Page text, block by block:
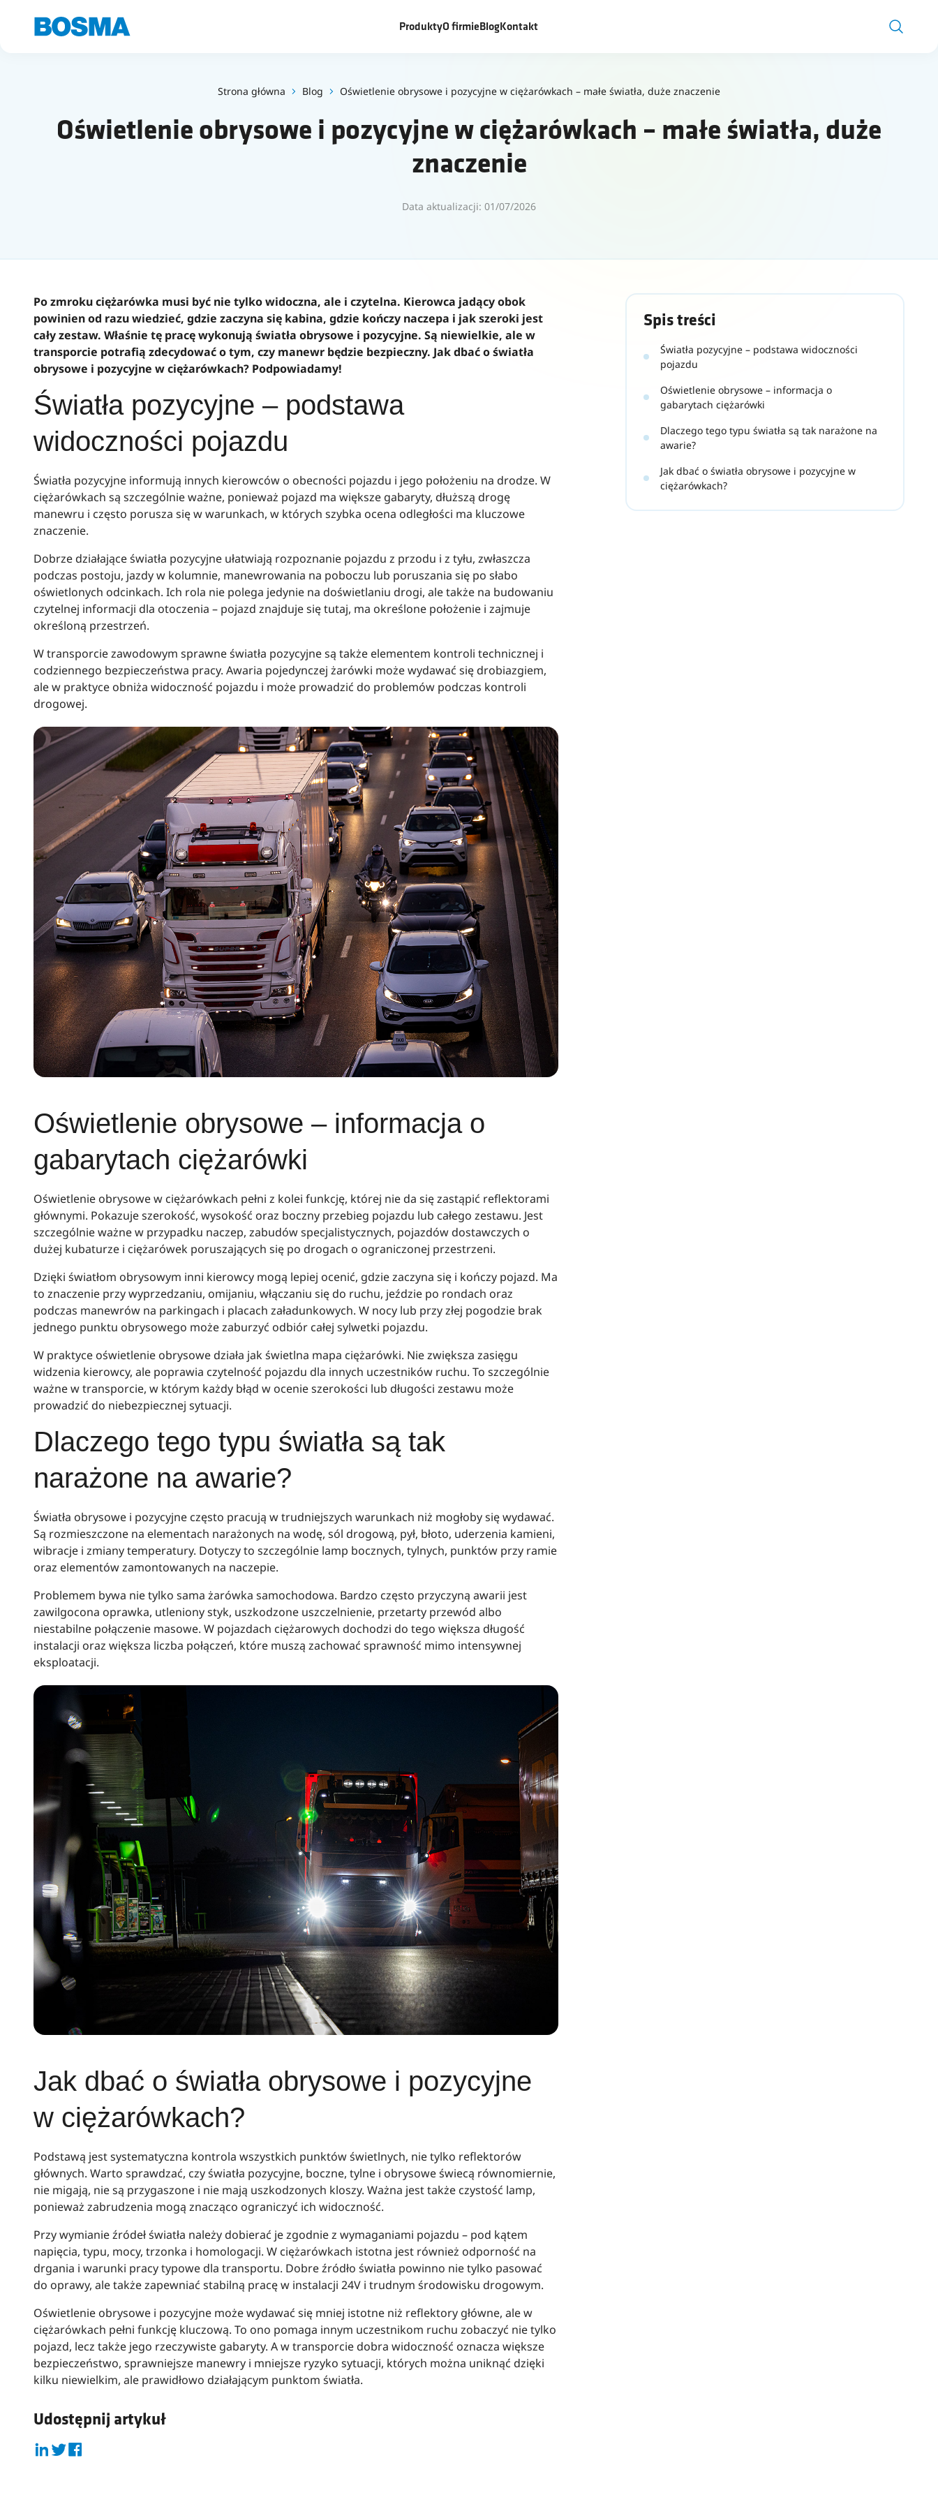
ProduktyO firmie BlogKontakt
Strona główna Blog Oświetlenie obrysowe i pozycyjne w ciężarówkach – małe światła, duże znaczenie
Oświetlenie obrysowe i pozycyjne w ciężarówkach – małe światła, duże
znaczenie
Data aktualizacji: 01/07/2026
Po zmroku ciężarówka musi być nie tylko widoczna, ale i czytelna. Kierowca jadący obok
powinien od razu wiedzieć, gdzie zaczyna się kabina, gdzie kończy naczepa i jak szeroki jest
cały zestaw. Właśnie tę pracę wykonują światła obrysowe i pozycyjne. Są niewielkie, ale w
transporcie potrafią zdecydować o tym, czy manewr będzie bezpieczny. Jak dbać o światła
obrysowe i pozycyjne w ciężarówkach? Podpowiadamy!
Światła pozycyjne – podstawa
widoczności pojazdu
Światła pozycyjne informują innych kierowców o obecności pojazdu i jego położeniu na drodze. W
ciężarówkach są szczególnie ważne, ponieważ pojazd ma większe gabaryty, dłuższą drogę
manewru i często porusza się w warunkach, w których szybka ocena odległości ma kluczowe
znaczenie.
Dobrze działające światła pozycyjne ułatwiają rozpoznanie pojazdu z przodu i z tyłu, zwłaszcza
podczas postoju, jazdy w kolumnie, manewrowania na poboczu lub poruszania się po słabo
oświetlonych odcinkach. Ich rola nie polega jedynie na doświetlaniu drogi, ale także na budowaniu
czytelnej informacji dla otoczenia – pojazd znajduje się tutaj, ma określone położenie i zajmuje
określoną przestrzeń.
W transporcie zawodowym sprawne światła pozycyjne są także elementem kontroli technicznej i
codziennego bezpieczeństwa pracy. Awaria pojedynczej żarówki może wydawać się drobiazgiem,
ale w praktyce obniża widoczność pojazdu i może prowadzić do problemów podczas kontroli
drogowej.
Oświetlenie obrysowe – informacja o
gabarytach ciężarówki
Oświetlenie obrysowe w ciężarówkach pełni z kolei funkcję, której nie da się zastąpić reflektorami
głównymi. Pokazuje szerokość, wysokość oraz boczny przebieg pojazdu lub całego zestawu. Jest
szczególnie ważne w przypadku naczep, zabudów specjalistycznych, pojazdów dostawczych o
dużej kubaturze i ciężarówek poruszających się po drogach o ograniczonej przestrzeni.
Dzięki światłom obrysowym inni kierowcy mogą lepiej ocenić, gdzie zaczyna się i kończy pojazd. Ma
to znaczenie przy wyprzedzaniu, omijaniu, włączaniu się do ruchu, jeździe po rondach oraz
podczas manewrów na parkingach i placach załadunkowych. W nocy lub przy złej pogodzie brak
jednego punktu obrysowego może zaburzyć odbiór całej sylwetki pojazdu.
W praktyce oświetlenie obrysowe działa jak świetlna mapa ciężarówki. Nie zwiększa zasięgu
widzenia kierowcy, ale poprawia czytelność pojazdu dla innych uczestników ruchu. To szczególnie
ważne w transporcie, w którym każdy błąd w ocenie szerokości lub długości zestawu może
prowadzić do niebezpiecznej sytuacji.
Dlaczego tego typu światła są tak
narażone na awarie?
Światła obrysowe i pozycyjne często pracują w trudniejszych warunkach niż mogłoby się wydawać.
Są rozmieszczone na elementach narażonych na wodę, sól drogową, pył, błoto, uderzenia kamieni,
wibracje i zmiany temperatury. Dotyczy to szczególnie lamp bocznych, tylnych, punktów przy ramie
oraz elementów zamontowanych na naczepie.
Problemem bywa nie tylko sama żarówka samochodowa. Bardzo często przyczyną awarii jest
zawilgocona oprawka, utleniony styk, uszkodzone uszczelnienie, przetarty przewód albo
niestabilne połączenie masowe. W pojazdach ciężarowych dochodzi do tego większa długość
instalacji oraz większa liczba połączeń, które muszą zachować sprawność mimo intensywnej
eksploatacji.
Jak dbać o światła obrysowe i pozycyjne
w ciężarówkach?
Podstawą jest systematyczna kontrola wszystkich punktów świetlnych, nie tylko reflektorów
głównych. Warto sprawdzać, czy światła pozycyjne, boczne, tylne i obrysowe świecą równomiernie,
nie migają, nie są przygaszone i nie mają uszkodzonych kloszy. Ważna jest także czystość lamp,
ponieważ zabrudzenia mogą znacząco ograniczyć ich widoczność.
Przy wymianie źródeł światła należy dobierać je zgodnie z wymaganiami pojazdu – pod kątem
napięcia, typu, mocy, trzonka i homologacji. W ciężarówkach istotna jest również odporność na
drgania i warunki pracy typowe dla transportu. Dobre źródło światła powinno nie tylko pasować
do oprawy, ale także zapewniać stabilną pracę w instalacji 24V i trudnym środowisku drogowym.
Oświetlenie obrysowe i pozycyjne może wydawać się mniej istotne niż reflektory główne, ale w
ciężarówkach pełni funkcję kluczową. To ono pomaga innym uczestnikom ruchu zobaczyć nie tylko
pojazd, lecz także jego rzeczywiste gabaryty. A w transporcie dobra widoczność oznacza większe
bezpieczeństwo, sprawniejsze manewry i mniejsze ryzyko sytuacji, których można uniknąć dzięki
kilku niewielkim, ale prawidłowo działającym punktom światła.
Udostępnij artykuł
Spis treści
Światła pozycyjne – podstawa widoczności
pojazdu
Oświetlenie obrysowe – informacja o
gabarytach ciężarówki
Dlaczego tego typu światła są tak narażone na
awarie?
Jak dbać o światła obrysowe i pozycyjne w
ciężarówkach?